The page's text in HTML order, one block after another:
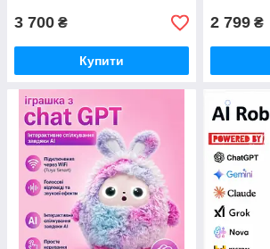
3 700 ₴
Купити
2 799 ₴